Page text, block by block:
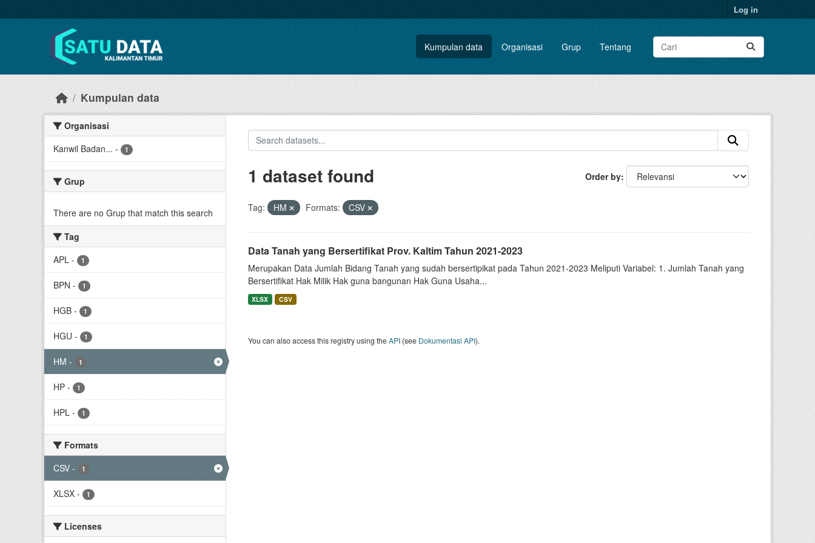
Log in
Kumpulan data Organisasi Grup Tentang
Kumpulan data
Organisasi
Kanwil Badan... - 1
Grup
There are no Grup that match this search
Tag
APL - 1
BPN - 1
HGB - 1
HGU - 1
HM - 1
HP - 1
HPL - 1
Formats
CSV - 1
XLSX - 1
Licenses
Order by
1 dataset found
Tag: HM Formats: CSV
Data Tanah yang Bersertifikat Prov. Kaltim Tahun 2021-2023
Merupakan Data Jumlah Bidang Tanah yang sudah bersertipikat pada Tahun 2021-2023 Meliputi Variabel: 1. Jumlah Tanah yang
Bersertifikat Hak Milik Hak guna bangunan Hak Guna Usaha...
XLSX CSV
You can also access this registry using theAPI(see Dokumentasi API).